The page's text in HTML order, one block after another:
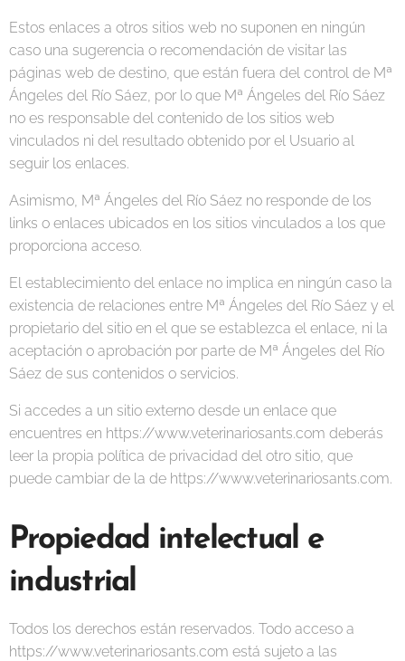
Estos enlaces a otros sitios web no suponen en ningún
caso una sugerencia o recomendación de visitar las
páginas web de destino, que están fuera del control de Mª
Ángeles del Río Sáez, por lo que Mª Ángeles del Río Sáez
no es responsable del contenido de los sitios web
vinculados ni del resultado obtenido por el Usuario al
seguir los enlaces.
Asimismo, Mª Ángeles del Río Sáez no responde de los
links o enlaces ubicados en los sitios vinculados a los que
proporciona acceso.
El establecimiento del enlace no implica en ningún caso la
existencia de relaciones entre Mª Ángeles del Río Sáez y el
propietario del sitio en el que se establezca el enlace, ni la
aceptación o aprobación por parte de Mª Ángeles del Río
Sáez de sus contenidos o servicios.
Si accedes a un sitio externo desde un enlace que
encuentres en https://www.veterinariosants.com deberás
leer la propia política de privacidad del otro sitio, que
puede cambiar de la de https://www.veterinariosants.com.
Propiedad intelectual e
industrial
Todos los derechos están reservados. Todo acceso a
https://www.veterinariosants.com está sujeto a las